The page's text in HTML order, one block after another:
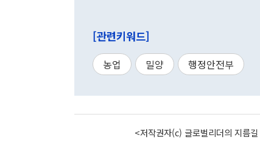
[관련키워드]
농업 밀양 행정안전부
<저작권자(c) 글로벌리더의 지름